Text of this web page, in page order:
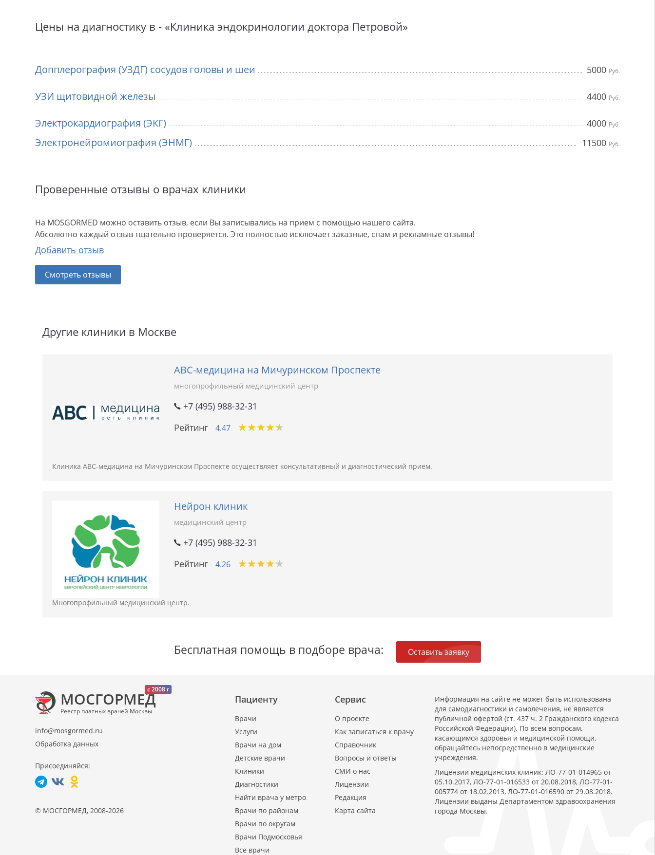
Цены на диагностику в - «Клиника эндокринологии доктора Петровой»
Допплерография (УЗДГ) сосудов головы и шеи 5000 Руб.
УЗИ щитовидной железы 4400 Руб.
Электрокардиография (ЭКГ) 4000 Руб.
Электронейромиография (ЭНМГ) 11500 Руб.
Проверенные отзывы о врачах клиники
На MOSGORMED можно оставить отзыв, если Вы записывались на прием с помощью нашего сайта.
Абсолютно каждый отзыв тщательно проверяется. Это полностью исключает заказные, спам и рекламные отзывы!
Добавить отзыв
Смотреть отзывы
Другие клиники в Москве
АВС-медицина на Мичуринском Проспекте
многопрофильный медицинский центр
+7 (495) 988-32-31
Рейтинг
4.47 ★★★★★
★★★★★
Клиника АВС-медицина на Мичуринском Проспекте осуществляет консультативный и диагностический прием.
Нейрон клиник
медицинский центр
+7 (495) 988-32-31
Рейтинг
4.26 ★★★★★
★★★★★
Многопрофильный медицинский центр.
Бесплатная помощь в подборе врача: Оставить заявку
c 2008 г
МОСГОРМЕД
Реестр платных врачей Москвы
info@mosgormed.ru
Обработка данных
Присоединяйся:
© МОСГОРМЕД, 2008-2026
Пациенту
Врачи
Услуги
Врачи на дом
Детские врачи
Клиники
Диагностики
Найти врача у метро
Врачи по районам
Врачи по округам
Врачи Подмосковья
Все врачи
Сервис
О проекте
Как записаться к врачу
Справочник
Вопросы и ответы
СМИ о нас
Лицензии
Редакция
Карта сайта
Информация на сайте не может быть использована
для самодиагностики и самолечения, не является
публичной офертой (ст. 437 ч. 2 Гражданского кодекса
Российской Федерации). По всем вопросам,
касающимся здоровья и медицинской помощи,
обращайтесь непосредственно в медицинские
учреждения.
Лицензии медицинских клиник: ЛО-77-01-014965 от
05.10.2017, ЛО-77-01-016533 от 20.08.2018, ЛО-77-01-
005774 от 18.02.2013, ЛО-77-01-016590 от 29.08.2018.
Лицензии выданы Департаментом здравоохранения
города Москвы.